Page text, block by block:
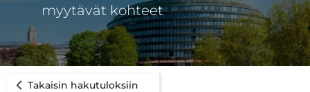
myytävät kohteet
Takaisin hakutuloksiin